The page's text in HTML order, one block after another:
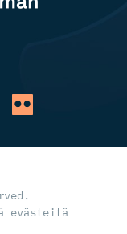
evästeitä